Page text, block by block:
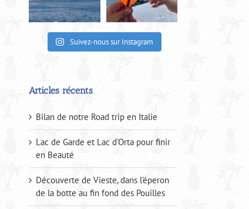
Suivez-nous sur Instagram
Articles récents
Bilan de notre Road trip en Italie
Lac de Garde et Lac d’Orta pour finir
en Beauté
Découverte de Vieste, dans l’éperon
de la botte au fin fond des Pouilles